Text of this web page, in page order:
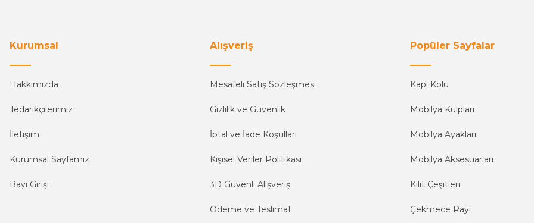
Kurumsal
Hakkımızda
Tedarikçilerimiz
İletişim
Kurumsal Sayfamız
Bayi Girişi
Alışveriş
Mesafeli Satış Sözleşmesi
Gizlilik ve Güvenlik
İptal ve İade Koşulları
Kişisel Veriler Politikası
3D Güvenli Alışveriş
Ödeme ve Teslimat
Popüler Sayfalar
Kapı Kolu
Mobilya Kulpları
Mobilya Ayakları
Mobilya Aksesuarları
Kilit Çeşitleri
Çekmece Rayı